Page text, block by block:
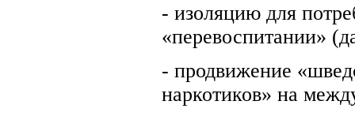
- изоляцию для
«перевоспитании»
- продвижение
наркотиков» на